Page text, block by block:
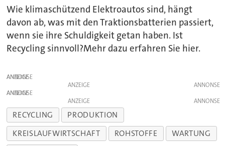
Wie klimaschützend Elektroautos sind, hängt
davon ab, was mit den Traktionsbatterien passiert,
wenn sie ihre Schuldigkeit getan haben. Ist
Recycling sinnvoll?Mehr dazu erfahren Sie hier.
ANZEIGE
ANZEIGE
ANZEIGE
ANZEIGE
RECYCLING
PRODUKTION
KREISLAUFWIRTSCHAFT
ROHSTOFFE
WARTUNG